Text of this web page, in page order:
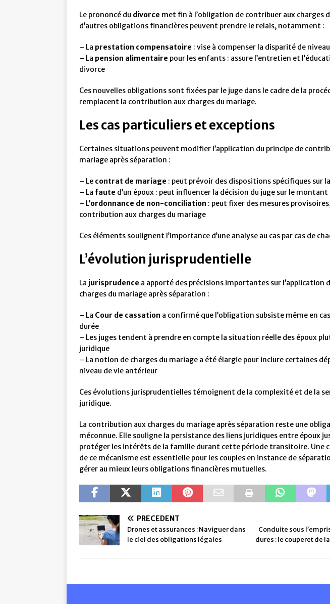
Le prononcé du divorce met fin à l’obligation de contribuer aux charges
d’autres obligations financières peuvent prendre le relais, notamment :
– La prestation compensatoire : vise à compenser la disparité de
– La pension alimentaire pour les enfants : assure l’entretien et
divorce
Ces nouvelles obligations sont fixées par le juge dans le cadre de la
remplacent la contribution aux charges du mariage.
Les cas particuliers et exceptions
Certaines situations peuvent modifier l’application du principe de
mariage après séparation :
– Le contrat de mariage : peut prévoir des dispositions spécifiques sur
– La faute d’un époux : peut influencer la décision du juge sur le
– L’ordonnance de non-conciliation : peut fixer des mesures
contribution aux charges du mariage
Ces éléments soulignent l’importance d’une analyse au cas par cas de
L’évolution jurisprudentielle
La jurisprudence a apporté des précisions importantes sur l’application
charges du mariage après séparation :
– La Cour de cassation a confirmé que l’obligation subsiste même en
durée
– Les juges tendent à prendre en compte la situation réelle des époux
juridique
– La notion de charges du mariage a été élargie pour inclure certaines
niveau de vie antérieur
Ces évolutions jurisprudentielles témoignent de la complexité et de la
juridique.
La contribution aux charges du mariage après séparation reste une
méconnue. Elle souligne la persistance des liens juridiques entre époux
protéger les intérêts de la famille durant cette période transitoire. Une
de ce mécanisme est essentielle pour les couples en instance de
gérer au mieux leurs obligations financières mutuelles.
PRÉCÉDENT
Drones et assurances : Naviguer dans
le ciel des obligations légales
Conduite sous
dures : le couperet de